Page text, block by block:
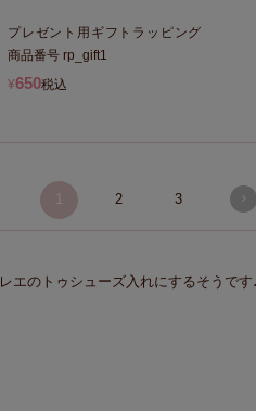
プレゼント用ギフトラッピング
商品番号 rp_gift1
¥650税込
1 2 3
エのトゥシューズ入れにするそうです